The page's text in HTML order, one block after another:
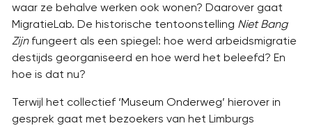
waar ze behalve werken ook wonen? Daarover gaat
MigratieLab. De historische tentoonstelling Niet Bang
Zijnfungeert als een spiegel: hoe werd arbeidsmigratie
destijds georganiseerd en hoe werd het beleefd? En
hoe is dat nu?
Terwijl het collectief ‘Museum Onderweg’ hierover in
gesprek gaat met bezoekers van het Limburgs